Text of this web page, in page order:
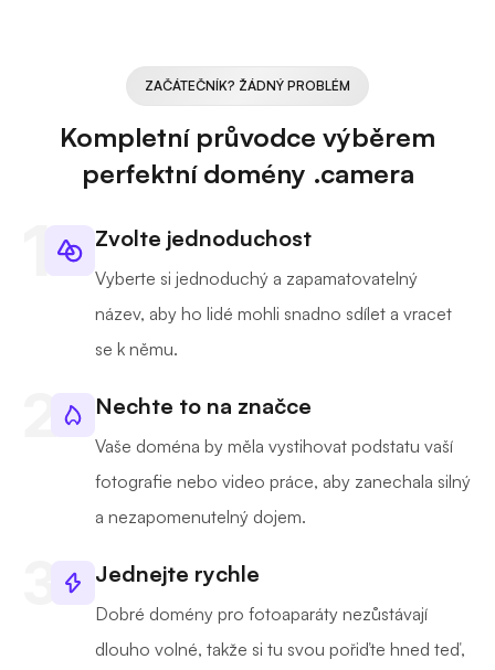
ZAČÁTEČNÍK? ŽÁDNÝ PROBLÉM
Kompletní průvodce výběrem
perfektní domény .camera
Zvolte jednoduchost
Vyberte si jednoduchý a zapamatovatelný
název, aby ho lidé mohli snadno sdílet a vracet
se k němu.
Nechte to na značce
Vaše doména by měla vystihovat podstatu vaší
fotografie nebo video práce, aby zanechala silný
a nezapomenutelný dojem.
Jednejte rychle
Dobré domény pro fotoaparáty nezůstávají
dlouho volné, takže si tu svou pořiďte hned teď,